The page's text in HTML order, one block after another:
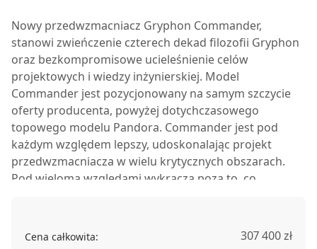
Nowy przedwzmacniacz Gryphon Commander,
stanowi zwieńczenie czterech dekad filozofii Gryphon
oraz bezkompromisowe ucieleśnienie celów
projektowych i wiedzy inżynierskiej. Model
Commander jest pozycjonowany na samym szczycie
oferty producenta, powyżej dotychczasowego
topowego modelu Pandora. Commander jest pod
każdym względem lepszy, udoskonalając projekt
przedwzmacniacza w wielu krytycznych obszarach.
Pod wieloma względami wykracza poza to, co
Cena całkowita: 307 400 zł